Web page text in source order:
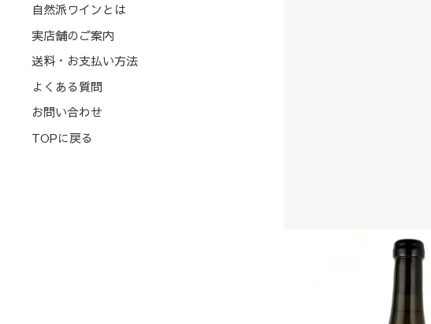
自然派ワインとは
実店舗のご案内
送料・お支払い方法
よくある質問
お問い合わせ
TOPに戻る